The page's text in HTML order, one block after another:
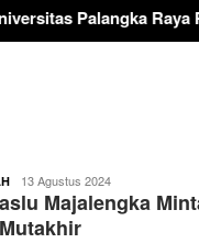
Raya Perkuat
buserjatim
13 Agustus 2024
Majalengka